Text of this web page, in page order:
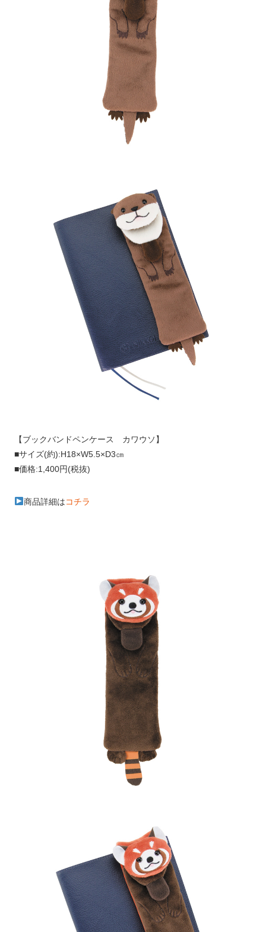
【ブックバンドペンケース カワウソ】
■サイズ(約):H18×W5.5×D3㎝
■価格:1,400円(税抜)
商品詳細はコチラ